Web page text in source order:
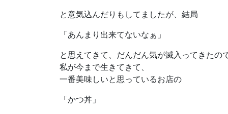
と意気込んだりもしてましたが、結局
「あんまり出来てないなぁ」
と思えてきて、だんだん気が滅入ってきたの
私が今まで生きてきて、
一番美味しいと思っているお店の
「かつ丼」